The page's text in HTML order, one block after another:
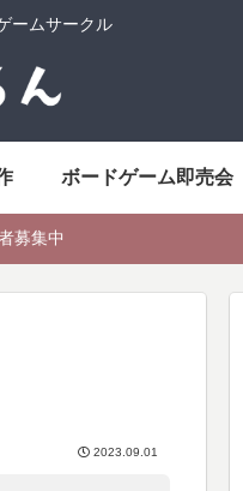
ームサークル
ボードゲーム即売会
募集中
2023.09.01